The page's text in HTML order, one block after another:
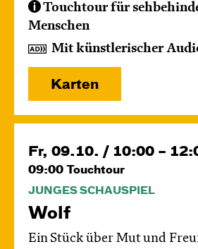
Touchtour für
Menschen
Mit künstlerischer
Karten
Fr, 09.10. / 10:00 –
09:00 Touchtour
JUNGES SCHAUSPIEL
Wolf
Ein Stück über Mut und